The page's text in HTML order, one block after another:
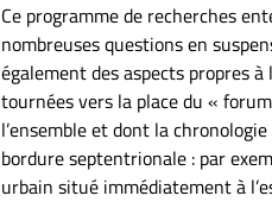
Ce programme de recherches
nombreuses questions en
également des aspects propres
tournées vers la place du «
l’ensemble et dont la
bordure septentrionale : par
urbain situé immédiatement à